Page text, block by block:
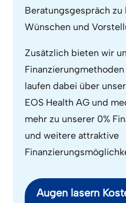
Beratungsgespräch zu
Wünschen und
Zusätzlich bieten wir
laufen dabei über
EOS Health AG und
mehr zu unserer 0%
und weitere attraktive
Augen lasern